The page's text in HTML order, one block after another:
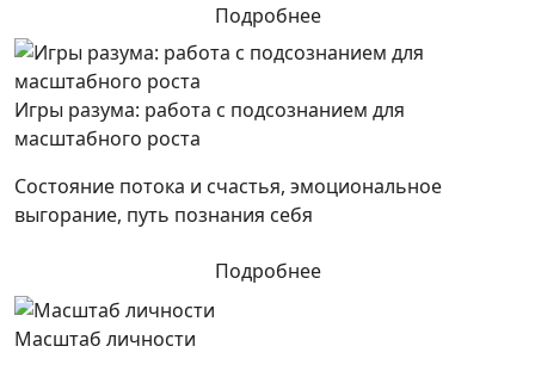
Подробнее
Игры разума: работа с подсознанием для
масштабного роста
Состояние потока и счастья, эмоциональное
выгорание, путь познания себя
Подробнее
Масштаб личности